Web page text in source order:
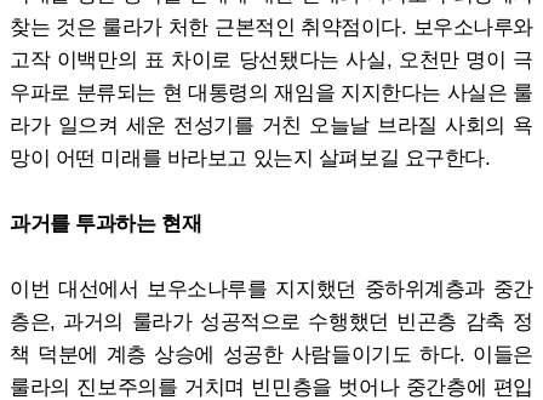
찾는 것은 룰라가 처한 근본적인 취약점이다. 보우소나루와
고작 이백만의 표 차이로 당선됐다는 사실, 오천만 명이 극
우파로 분류되는 현 대통령의 재임을 지지한다는 사실은 룰
라가 일으켜 세운 전성기를 거친 오늘날 브라질 사회의 욕
망이 어떤 미래를 바라보고 있는지 살펴보길 요구한다.
과거를 투과하는 현재
이번 대선에서 보우소나루를 지지했던 중하위계층과 중간
층은, 과거의 룰라가 성공적으로 수행했던 빈곤층 감축 정
책 덕분에 계층 상승에 성공한 사람들이기도 하다. 이들은
룰라의 진보주의를 거치며 빈민층을 벗어나 중간층에 편입